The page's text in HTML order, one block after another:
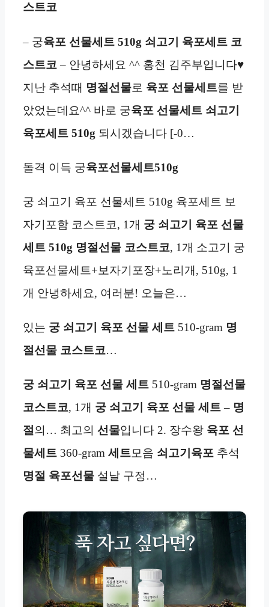
스트코
– 궁육포 선물세트 510g 쇠고기 육포세트 코
스트코– 안녕하세요 ^^ 홍천 김주부입니다♥
지난 추석때 명절선물로 육포 선물세트를 받
았었는데요^^ 바로 궁육포 선물세트 쇠고기
육포세트 510g 되시겠습니다 [-0…
돌격 이득 궁육포선물세트510g
궁 쇠고기 육포 선물세트 510g 육포세트 보
자기포함 코스트코, 1개 궁 쇠고기 육포 선물
세트 510g 명절선물 코스트코, 1개 소고기 궁
육포선물세트+보자기포장+노리개, 510g, 1
개 안녕하세요, 여러분! 오늘은…
있는 궁 쇠고기 육포 선물 세트 510-gram 명
절선물 코스트코…
궁 쇠고기 육포 선물 세트 510-gram 명절선물
코스트코, 1개 궁 쇠고기 육포 선물 세트– 명
절의… 최고의 선물입니다 2. 장수왕 육포 선
물세트 360-gram 세트모음 쇠고기육포 추석
명절 육포선물 설날 구정…